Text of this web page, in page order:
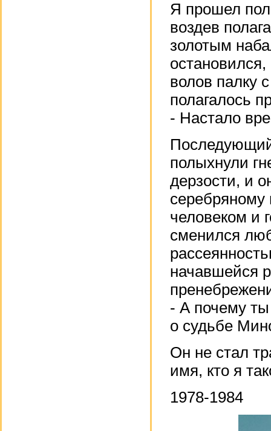
Я прошел
воздев
золотым
волов палку
полагалось
- Настало
полыхнули
дерзости, и
серебряному
человеком и
сменился
начавшейся
- А почему ты
о судьбе
Он не стал
имя, кто я
1978-1984